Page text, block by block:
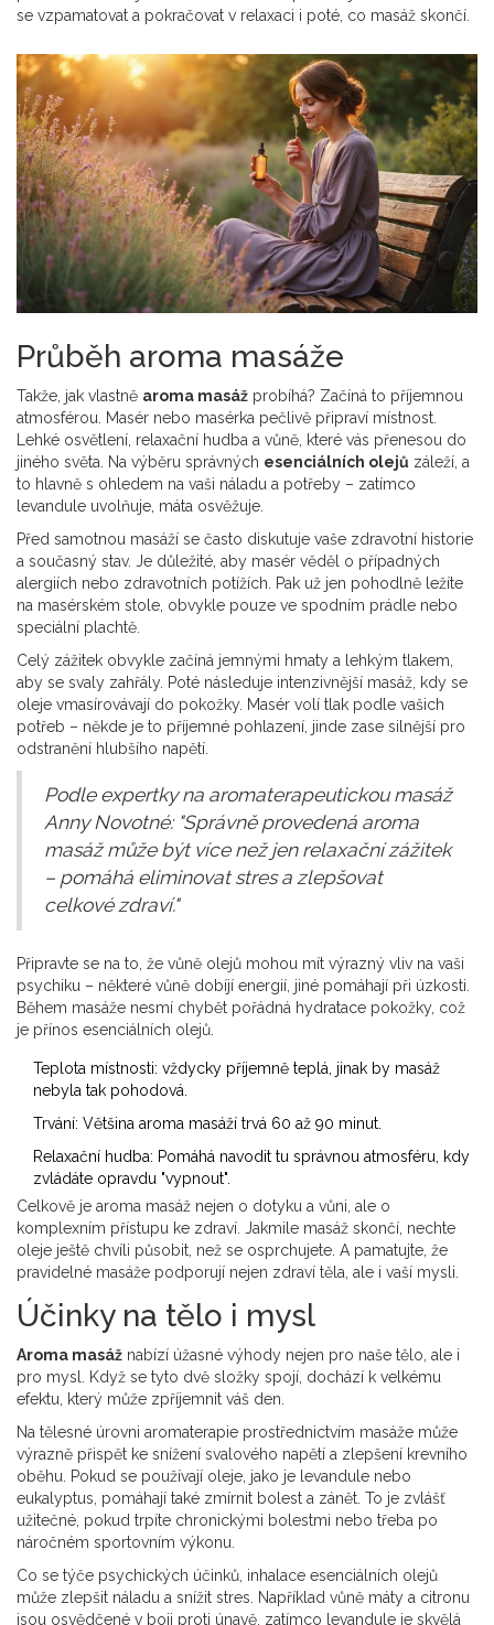
se vzpamatovat a pokračovat v relaxaci i poté, co masáž skončí.
Průběh aroma masáže
Takže, jak vlastně aroma masáž probíhá? Začíná to příjemnou
atmosférou. Masér nebo masérka pečlivě připraví místnost.
Lehké osvětlení, relaxační hudba a vůně, které vás přenesou do
jiného světa. Na výběru správných esenciálních olejů záleží, a
to hlavně s ohledem na vaši náladu a potřeby – zatímco
levandule uvolňuje, máta osvěžuje.
Před samotnou masáží se často diskutuje vaše zdravotní historie
a současný stav. Je důležité, aby masér věděl o případných
alergiích nebo zdravotních potížích. Pak už jen pohodlně ležíte
na masérském stole, obvykle pouze ve spodním prádle nebo
speciální plachtě.
Celý zážitek obvykle začíná jemnými hmaty a lehkým tlakem,
aby se svaly zahřály. Poté následuje intenzivnější masáž, kdy se
oleje vmasírovávají do pokožky. Masér volí tlak podle vašich
potřeb – někde je to příjemné pohlazení, jinde zase silnější pro
odstranění hlubšího napětí.
Podle expertky na aromaterapeutickou masáž
Anny Novotné: "Správně provedená aroma
masáž může být více než jen relaxační zážitek
– pomáhá eliminovat stres a zlepšovat
celkové zdraví."
Připravte se na to, že vůně olejů mohou mít výrazný vliv na vaši
psychiku – některé vůně dobíjí energií, jiné pomáhají při úzkosti.
Během masáže nesmí chybět pořádná hydratace pokožky, což
je přínos esenciálních olejů.
Teplota místnosti: vždycky příjemně teplá, jinak by masáž
nebyla tak pohodová.
Trvání: Většina aroma masáží trvá 60 až 90 minut.
Relaxační hudba: Pomáhá navodit tu správnou atmosféru, kdy
zvládáte opravdu "vypnout".
Celkově je aroma masáž nejen o dotyku a vůni, ale o
komplexním přístupu ke zdraví. Jakmile masáž skončí, nechte
oleje ještě chvíli působit, než se osprchujete. A pamatujte, že
pravidelné masáže podporují nejen zdraví těla, ale i vaší mysli.
Účinky na tělo i mysl
Aroma masáž nabízí úžasné výhody nejen pro naše tělo, ale i
pro mysl. Když se tyto dvě složky spojí, dochází k velkému
efektu, který může zpříjemnit váš den.
Na tělesné úrovni aromaterapie prostřednictvím masáže může
výrazně přispět ke snížení svalového napětí a zlepšení krevního
oběhu. Pokud se používají oleje, jako je levandule nebo
eukalyptus, pomáhají také zmírnit bolest a zánět. To je zvlášť
užitečné, pokud trpíte chronickými bolestmi nebo třeba po
náročném sportovním výkonu.
Co se týče psychických účinků, inhalace esenciálních olejů
může zlepšit náladu a snížit stres. Například vůně máty a citronu
jsou osvědčené v boji proti únavě, zatímco levandule je skvělá